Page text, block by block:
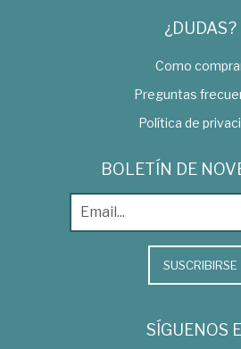
¿DUDAS?
Como
Preguntas
Política de
BOLETÍN DE
SUSCRIBIRSE
SÍGUENOS